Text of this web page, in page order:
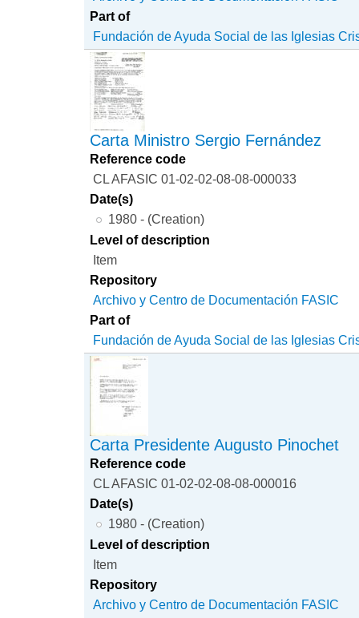
Part of
Fundación de Ayuda Social de las Iglesias
Carta Ministro Sergio Fernández
Reference code
CL AFASIC 01-02-02-08-08-000033
Date(s)
1980 - (Creation)
Level of description
Item
Repository
Archivo y Centro de Documentación FASIC
Part of
Fundación de Ayuda Social de las Iglesias
Carta Presidente Augusto Pinochet
Reference code
CL AFASIC 01-02-02-08-08-000016
Date(s)
1980 - (Creation)
Level of description
Item
Repository
Archivo y Centro de Documentación FASIC